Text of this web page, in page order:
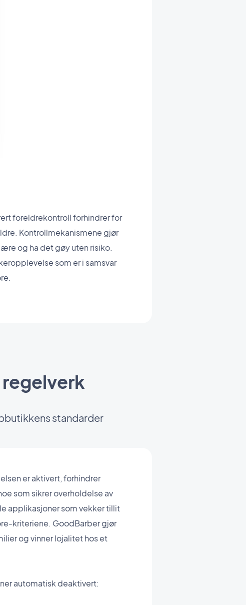
foreldrekontroll forhindrer for
Kontrollmekanismene gjør
og ha det gøy uten risiko.
som er i samsvar
standarder
er aktivert, forhindrer
som sikrer overholdelse av
applikasjoner som vekker tillit
kriteriene. GoodBarber gjør
og vinner lojalitet hos et
automatisk deaktivert: